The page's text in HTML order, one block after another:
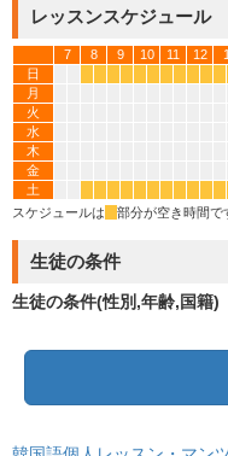
レッスンスケジュール
7 8 9 10 11 12
日
月
火
水
木
金
土
スケジュールは
部分が空き時間で
生徒の条件
生徒の条件(性別,年齢,国籍)